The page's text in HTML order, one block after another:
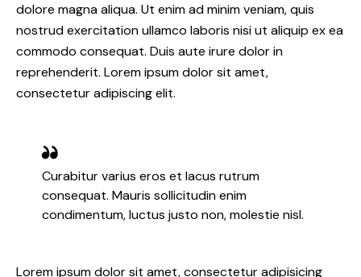
dolore magna aliqua. Ut enim ad minim veniam, quis
nostrud exercitation ullamco laboris nisi ut aliquip ex ea
commodo consequat. Duis aute irure dolor in
reprehenderit. Lorem ipsum dolor sit amet,
consectetur adipiscing elit.
Curabitur varius eros et lacus rutrum
consequat. Mauris sollicitudin enim
condimentum, luctus justo non, molestie nisl.
Lorem ipsum dolor sit amet, consectetur adipisicing